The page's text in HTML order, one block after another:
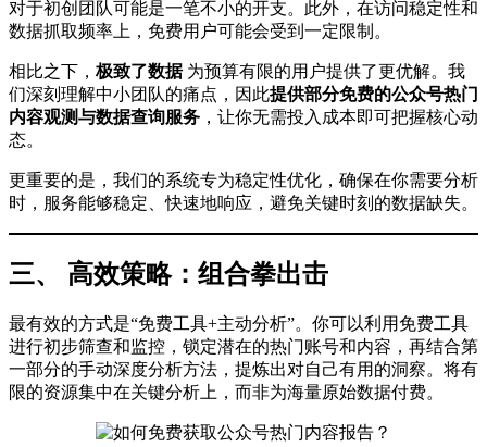
对于初创团队可能是一笔不小的开支。此外，在访问稳定性和
数据抓取频率上，免费用户可能会受到一定限制。
相比之下， 极致了数据为预算有限的用户提供了更优解。我
们深刻理解中小团队的痛点，因此提供部分免费的公众号热门
内容观测与数据查询服务 ，让你无需投入成本即可把握核心动
态。
更重要的是，我们的系统专为稳定性优化，确保在你需要分析
时，服务能够稳定、快速地响应，避免关键时刻的数据缺失。
三、 高效策略：组合拳出击
最有效的方式是“免费工具+主动分析”。你可以利用免费工具
进行初步筛查和监控，锁定潜在的热门账号和内容，再结合第
一部分的手动深度分析方法，提炼出对自己有用的洞察。将有
限的资源集中在关键分析上，而非为海量原始数据付费。